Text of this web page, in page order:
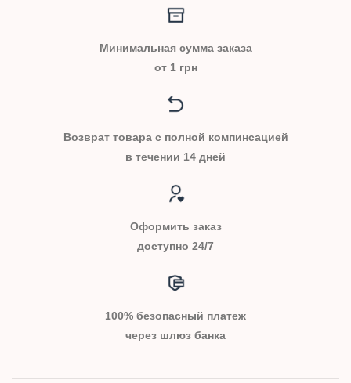
Минимальная сумма заказа
от 1 грн
Возврат товара с полной компинсацией
в течении 14 дней
Оформить заказ
доступно 24/7
100% безопасный платеж
через шлюз банка